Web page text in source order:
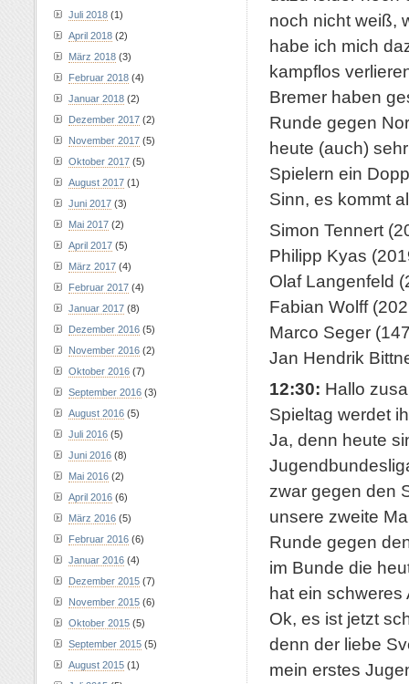
noch nicht weiß,
habe ich mich
kampflos
Bremer haben
Runde gegen
heute (auch)
Spielern ein
Sinn, es kommt
Simon Tennert
Philipp Kyas
Olaf Langenfeld
Fabian Wolff
Marco Seger
Jan Hendrik
12:30: Hallo
Spieltag werdet
Ja, denn heute
zwar gegen den
unsere zweite
Runde gegen
im Bunde die
hat ein schweres
Ok, es ist jetzt
denn der liebe
mein erstes
Juli 2018 (1)
April 2018 (2)
März 2018 (3)
Februar 2018 (4)
Januar 2018 (2)
Dezember 2017 (2)
November 2017 (5)
Oktober 2017 (5)
August 2017 (1)
Juni 2017 (3)
Mai 2017 (2)
April 2017 (5)
März 2017 (4)
Februar 2017 (4)
Januar 2017 (8)
Dezember 2016 (5)
November 2016 (2)
Oktober 2016 (7)
September 2016 (3)
August 2016 (5)
Juli 2016 (5)
Juni 2016 (8)
Mai 2016 (2)
April 2016 (6)
März 2016 (5)
Februar 2016 (6)
Januar 2016 (4)
Dezember 2015 (7)
November 2015 (6)
Oktober 2015 (5)
September 2015 (5)
August 2015 (1)